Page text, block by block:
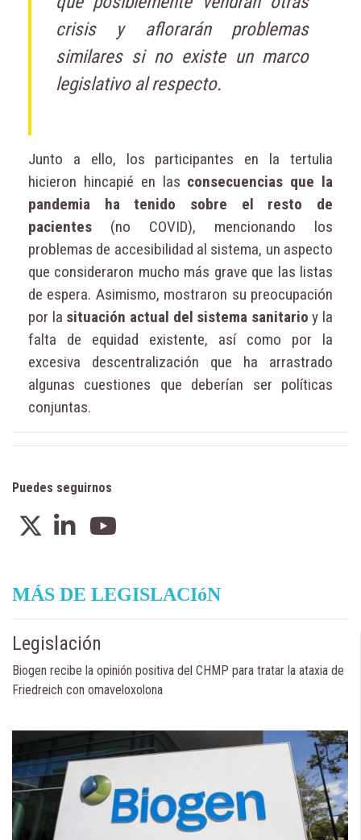
crisis y aflorarán problemas
similares si no existe un marco
legislativo al respecto.
Junto a ello, los participantes en la tertulia
hicieron hincapié en las consecuencias que la
pandemia ha tenido sobre el resto de
pacientes (no COVID), mencionando los
problemas de accesibilidad al sistema, un aspecto
que consideraron mucho más grave que las listas
de espera. Asimismo, mostraron su preocupación
por la situación actual del sistema sanitario y la
falta de equidad existente, así como por la
excesiva descentralización que ha arrastrado
algunas cuestiones que deberían ser políticas
conjuntas.
Puedes seguirnos
MÁS DE LEGISLACIóN
Legislación
Biogen recibe la opinión positiva del CHMP para tratar la ataxia de
Friedreich con omaveloxolona